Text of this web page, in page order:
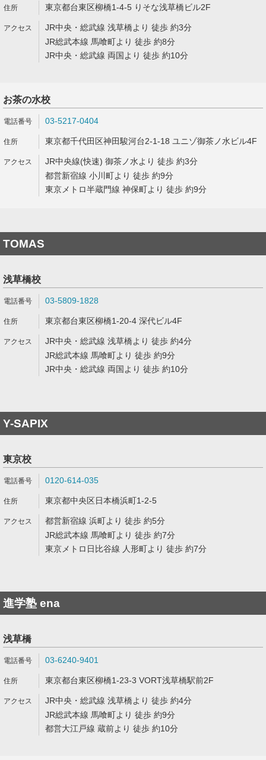
東京都台東区柳橋1-4-5 りそな浅草橋ビル2F
JR中央・総武線 浅草橋より 徒歩 約3分
JR総武本線 馬喰町より 徒歩 約8分
JR中央・総武線 両国より 徒歩 約10分
お茶の水校
03-5217-0404
東京都千代田区神田駿河台2-1-18 ユニゾ御茶ノ水ビル4F
JR中央線(快速) 御茶ノ水より 徒歩 約3分
都営新宿線 小川町より 徒歩 約9分
東京メトロ半蔵門線 神保町より 徒歩 約9分
TOMAS
浅草橋校
03-5809-1828
東京都台東区柳橋1-20-4 深代ビル4F
JR中央・総武線 浅草橋より 徒歩 約4分
JR総武本線 馬喰町より 徒歩 約9分
JR中央・総武線 両国より 徒歩 約10分
Y-SAPIX
東京校
0120-614-035
東京都中央区日本橋浜町1-2-5
都営新宿線 浜町より 徒歩 約5分
JR総武本線 馬喰町より 徒歩 約7分
東京メトロ日比谷線 人形町より 徒歩 約7分
進学塾 ena
浅草橋
03-6240-9401
東京都台東区柳橋1-23-3 VORT浅草橋駅前2F
JR中央・総武線 浅草橋より 徒歩 約4分
JR総武本線 馬喰町より 徒歩 約9分
都営大江戸線 蔵前より 徒歩 約10分